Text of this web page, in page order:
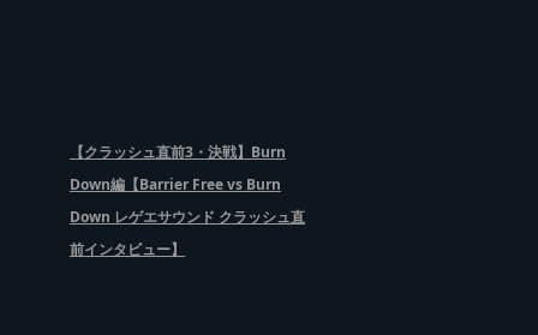
【クラッシュ直前3・決戦】Burn
Down編【Barrier Free vs Burn
Down レゲエサウンド クラッシュ直
前インタビュー】